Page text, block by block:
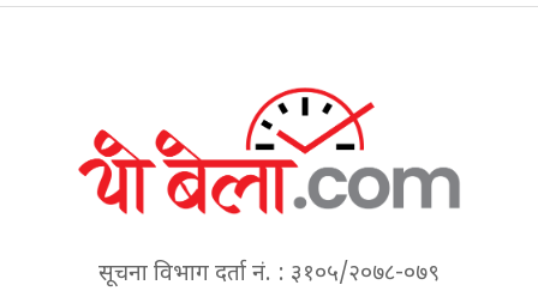
सूचना विभाग दर्ता नं. : ३१०५/२०७८-०७९